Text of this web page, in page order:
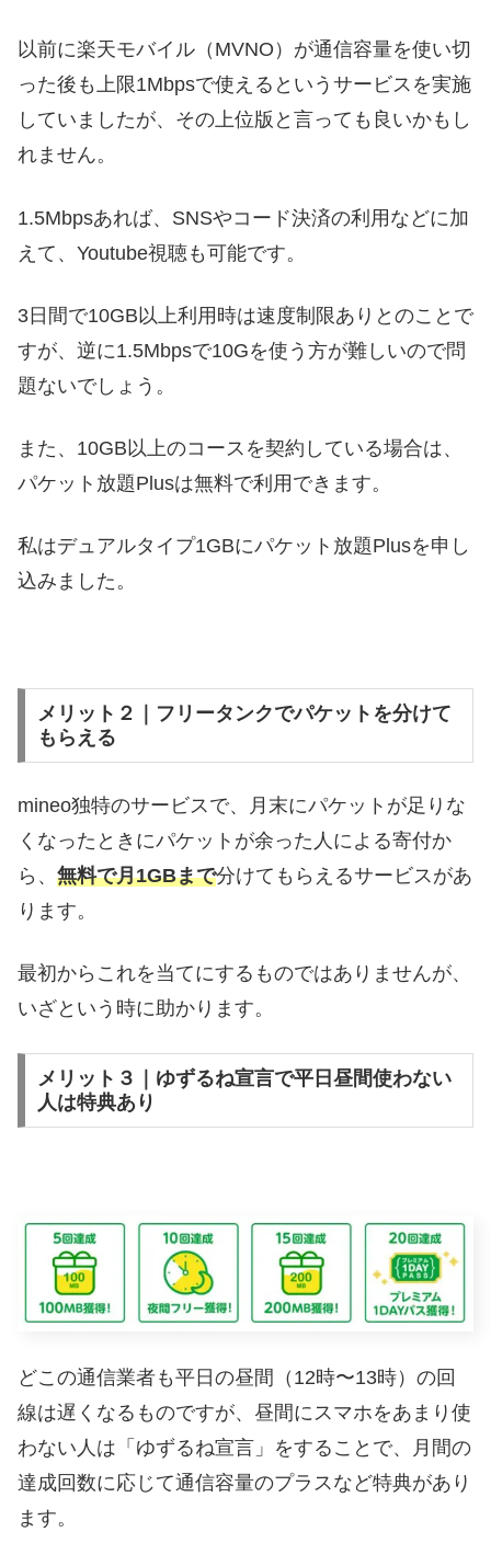
以前に楽天モバイル（MVNO）が通信容量を使い切
った後も上限1Mbpsで使えるというサービスを実施
していましたが、その上位版と言っても良いかもし
れません。
1.5Mbpsあれば、SNSやコード決済の利用などに加
えて、Youtube視聴も可能です。
3日間で10GB以上利用時は速度制限ありとのことで
すが、逆に1.5Mbpsで10Gを使う方が難しいので問
題ないでしょう。
また、10GB以上のコースを契約している場合は、
パケット放題Plusは無料で利用できます。
私はデュアルタイプ1GBにパケット放題Plusを申し
込みました。
メリット２｜フリータンクでパケットを分けて
もらえる
mineo独特のサービスで、月末にパケットが足りな
くなったときにパケットが余った人による寄付か
ら、 無料で月1GBまで分けてもらえるサービスがあ
ります。
最初からこれを当てにするものではありませんが、
いざという時に助かります。
メリット３｜ゆずるね宣言で平日昼間使わない
人は特典あり
どこの通信業者も平日の昼間（12時〜13時）の回
線は遅くなるものですが、昼間にスマホをあまり使
わない人は「ゆずるね宣言」をすることで、月間の
達成回数に応じて通信容量のプラスなど特典があり
ます。